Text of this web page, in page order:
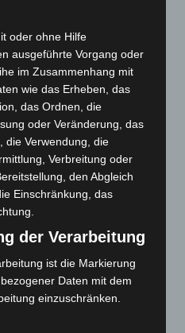
21 neue
starten beim Roten
Hockeyschläger über
sucht Zeugen
stoppt 166
bei
Open Air 2026:
Oper im Maschpark
Langenhagen 2026:
oder ohne Hilfe
ausgeführte Vorgang oder
im Zusammenhang mit
wie das Erheben, das
das Ordnen, die
oder Veränderung, das
die Verwendung, die
Verbreitung oder
den Abgleich
Einschränkung, das
der Verarbeitung
ist die Markierung
Daten mit dem
einzuschränken.